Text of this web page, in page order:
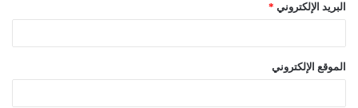
البريد الإلكتروني *
الموقع الإلكتروني